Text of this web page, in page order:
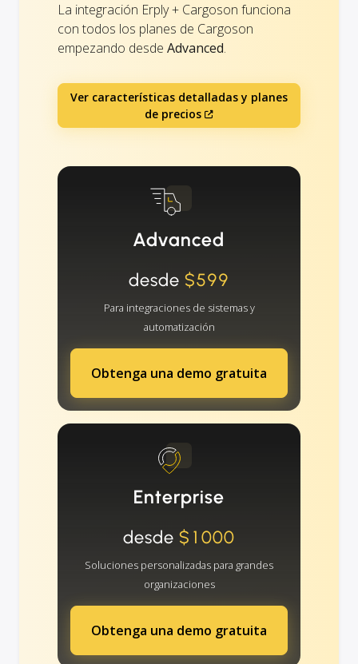
La integración Erply + Cargoson funciona
con todos los planes de Cargoson
empezando desde Advanced.
Ver características detalladas y planes
de precios
Advanced
desde $599
Para integraciones de sistemas y
automatización
Obtenga una demo gratuita
Enterprise
desde $1000
Soluciones personalizadas para grandes
organizaciones
Obtenga una demo gratuita